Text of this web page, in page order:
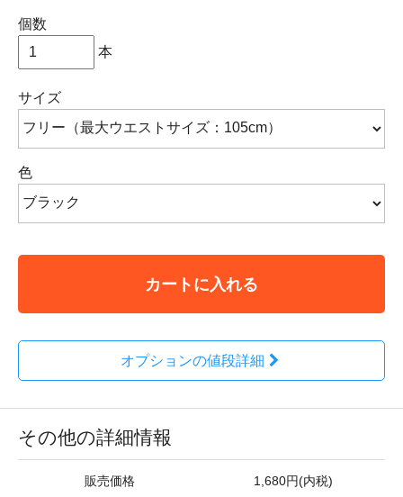
個数
本
サイズ
色
カートに入れる
オプションの値段詳細
その他の詳細情報
販売価格 1,680円(内税)